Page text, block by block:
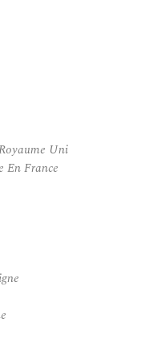
Uni
En France